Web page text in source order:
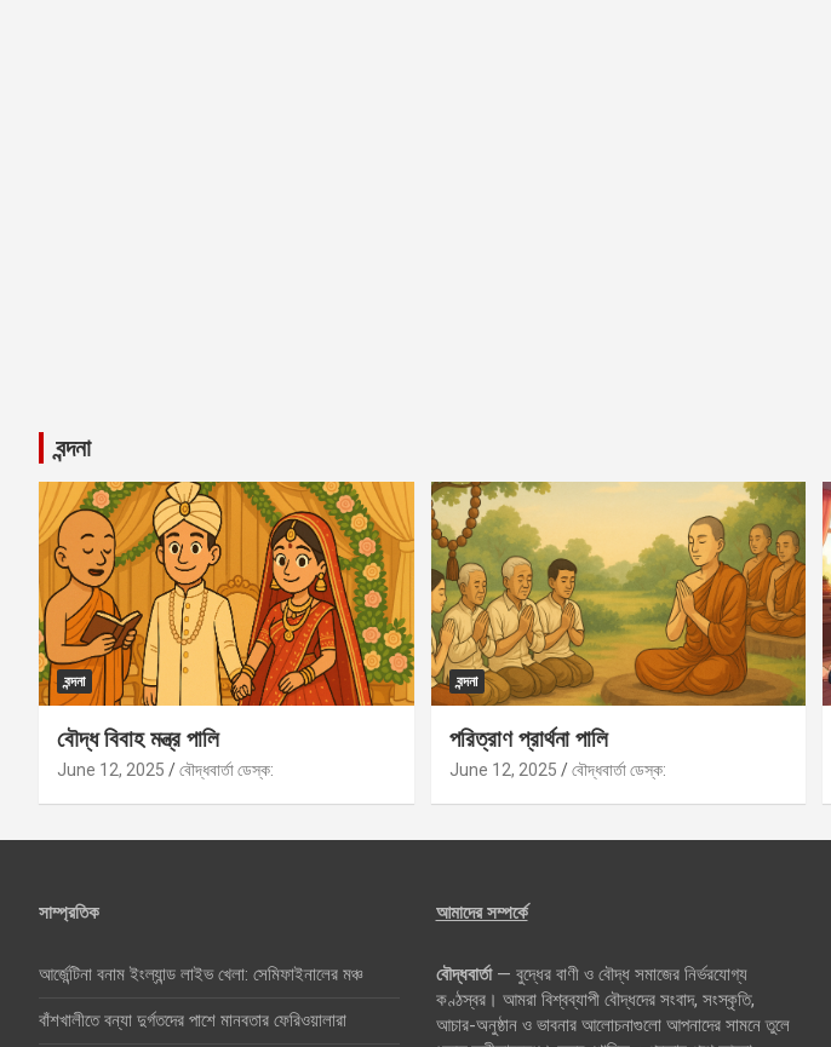
বন্দনা
বন্দনা
বৌদ্ধ বিবাহ মন্ত্র পালি
June 12, 2025 বৌদ্ধবার্তা ডেস্ক:
বন্দনা
পরিত্রাণ প্রার্থনা পালি
June 12, 2025 বৌদ্ধবার্তা ডেস্ক:
সাম্প্রতিক
আর্জেন্টিনা বনাম ইংল্যান্ড লাইভ খেলা: সেমিফাইনালের মঞ্চ
বাঁশখালীতে বন্যা দুর্গতদের পাশে মানবতার ফেরিওয়ালারা
আমাদের সম্পর্কে
বৌদ্ধবার্তা— বুদ্ধের বাণী ও বৌদ্ধ সমাজের নির্ভরযোগ্য
কণ্ঠস্বর। আমরা বিশ্বব্যাপী বৌদ্ধদের সংবাদ, সংস্কৃতি,
আচার-অনুষ্ঠান ও ভাবনার আলোচনাগুলো আপনাদের সামনে তুলে